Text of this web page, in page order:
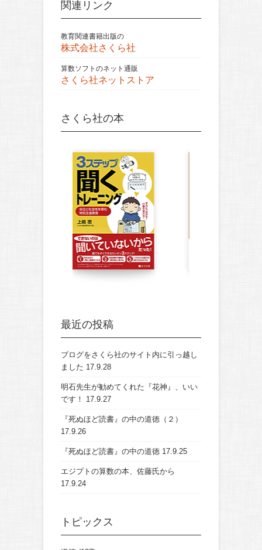
関連リンク
教育関連書籍出版の
株式会社さくら社
算数ソフトのネット通販
さくら社ネットストア
さくら社の本
最近の投稿
ブログをさくら社のサイト内に引っ越し
ました 17.9.28
明石先生が勧めてくれた『花神』、いい
です！
17.9.27
『死ぬほど読書』の中の道徳（２）
17.9.26
『死ぬほど読書』の中の道徳 17.9.25
エジプトの算数の本、佐藤氏から
17.9.24
トピックス